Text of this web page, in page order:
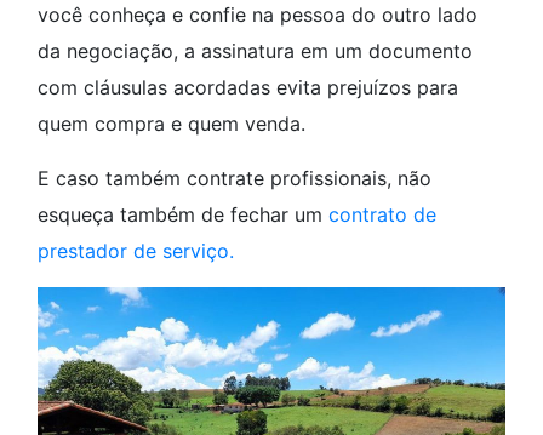
você conheça e confie na pessoa do outro lado
da negociação, a assinatura em um documento
com cláusulas acordadas evita prejuízos para
quem compra e quem venda.
E caso também contrate profissionais, não
esqueça também de fechar um contrato de
prestador de serviço.